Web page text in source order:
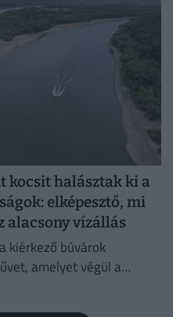
kocsit halásztak ki a
elképesztő, mi
alacsony vízállás
kiérkező búvárok
amelyet végül a